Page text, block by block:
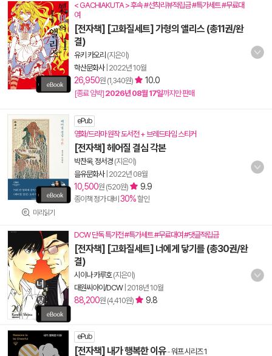
< GACHIAKUTA > 후속 #선착리뷰적립금 #특가세트 #무료대
여
[전자책] [고화질세트] 가형의 앨리스 (총11권/완
결)
유키 카오리 (지은이)
학산문화사| 2022년 10월
26,950원 (1,340원) 10.0
[종료 임박] 2026년 08월 17일까지만 판매
미리읽기
ePub
영화/드라마 원작 도서전 + 브레드타임 스티커
[전자책] 헤어질 결심 각본
박찬욱, 정서경 (지은이)
을유문화사| 2022년 08월
10,500원 (520원) 9.9
종이책 정가 대비 30%할인
DCW 단독 특가전 #특가세트 #무료대여 #댓글적립금
[전자책] [고화질세트] 너에게 닿기를 (총30권/완
결)
시이나 카루호(지은이)
대원씨아이/DCW| 2018년 10월
88,200원 (4,410원) 9.8
ePub
[전자책] 내가 행복한 이유-워프 시리즈 1